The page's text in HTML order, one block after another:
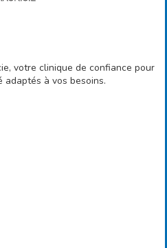
votre clinique de confiance pour
à vos besoins.